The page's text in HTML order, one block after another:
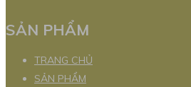
SẢN PHẨM
TRANG CHỦ
SẢN PHẨM